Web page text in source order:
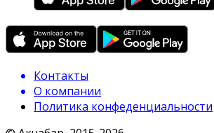
Контакты
О компании
Политика конфеденциальности